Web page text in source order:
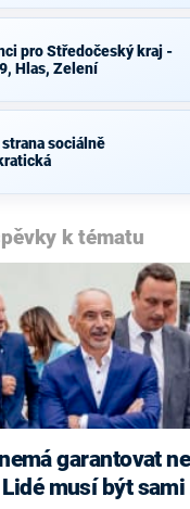
pro Středočeský kraj -
Hlas, Zelení
sociálně
k tématu
musí být